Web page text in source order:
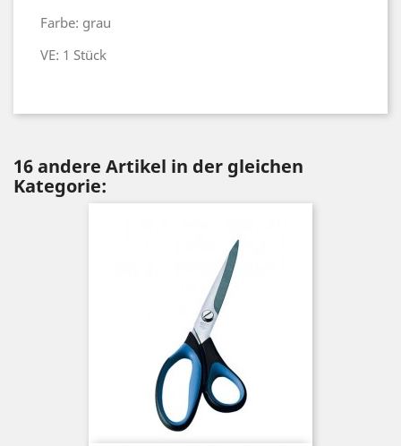
Farbe: grau
VE: 1 Stück
16 andere Artikel in der gleichen
Kategorie: